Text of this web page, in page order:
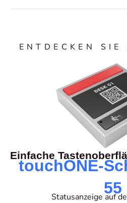
ENTDECKEN
Einfache
touchONE-
55
Statusanzeige auf